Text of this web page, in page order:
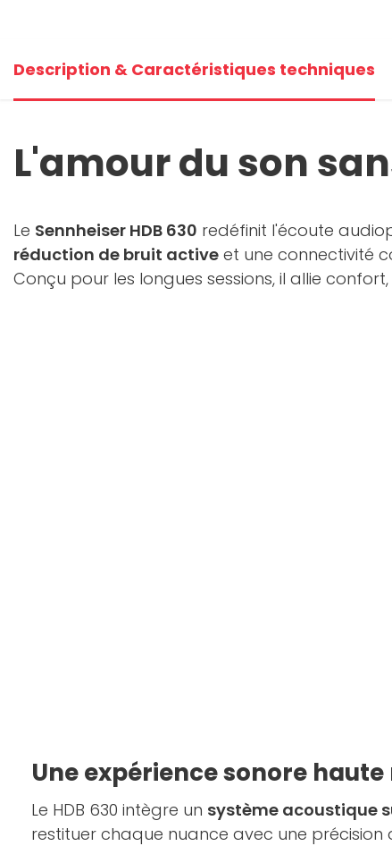
Description & Caractéristiques techniques
L'amour du son
Le Sennheiser HDB 630 redéfinit l'écoute
réduction de bruit active et une connectivité
Conçu pour les longues sessions, il allie
Une expérience sonore
Le HDB 630 intègre un système acoustique
restituer chaque nuance avec une précision